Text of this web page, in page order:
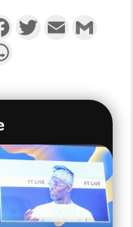
FacebookTwitterEmail